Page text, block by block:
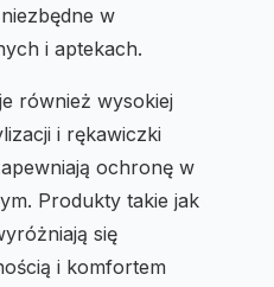
w
i aptekach.
również wysokiej
i rękawiczki
ochronę w
Produkty takie jak
się
i komfortem